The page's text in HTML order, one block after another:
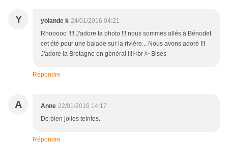
Y yolande k 24/01/2016 04:21
Rhooooo !!!! J'adore ta photo !!! nous sommes allés à Bénodet
cet été pour une balade sur la rivière... Nous avons adoré !!!
J'adore la Bretagne en général !!!!<br /> Bises
Répondre
A Anne 22/01/2016 14:17
De bien jolies teintes.
Répondre